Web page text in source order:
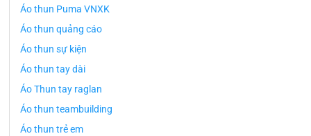
Áo thun Puma VNXK
Áo thun quảng cáo
Áo thun sự kiện
Áo thun tay dài
Áo Thun tay raglan
Áo thun teambuilding
Áo thun trẻ em